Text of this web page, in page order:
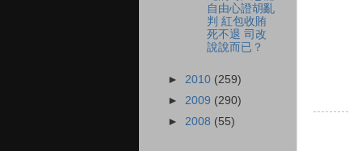
自由心證胡亂
判 紅包收賄
死不退 司改
說說而已？
► 2010 (259)
► 2009 (290)
► 2008 (55)